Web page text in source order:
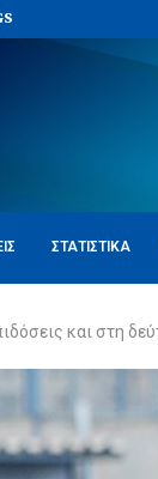
ΣΤΑΤΙΣΤΙΚΆ
και στη